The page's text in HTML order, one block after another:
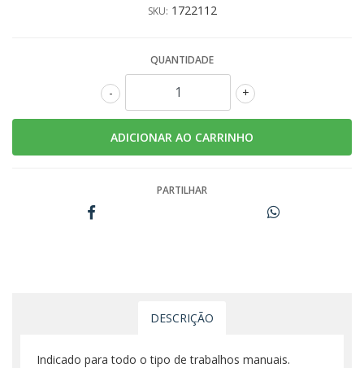
SKU: 1722112
QUANTIDADE
+
-
PARTILHAR
DESCRIÇÃO
Indicado para todo o tipo de trabalhos manuais.